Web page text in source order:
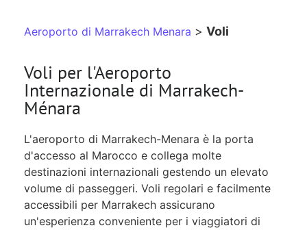
Aeroporto di Marrakech Menara > Voli
Voli per l'Aeroporto
Internazionale di Marrakech-
Ménara
L'aeroporto di Marrakech-Menara è la porta
d'accesso al Marocco e collega molte
destinazioni internazionali gestendo un elevato
volume di passeggeri. Voli regolari e facilmente
accessibili per Marrakech assicurano
un'esperienza conveniente per i viaggiatori di